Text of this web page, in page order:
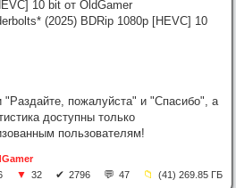
10 bit от OldGamer
(2025) BDRip 1080p [HEVC] 10
"Раздайте, пожалуйста" и "Спасибо", а
доступны только
пользователям!
32 2796 47 (41) 269.85 ГБ